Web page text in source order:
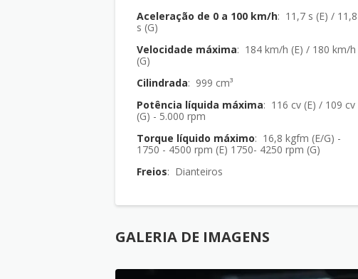
Aceleração de 0 a 100 km/h: 11,7 s (E) / 11,8
s (G)
Velocidade máxima: 184 km/h (E) / 180 km/h
(G)
Cilindrada: 999 cm³
Potência líquida máxima: 116 cv (E) / 109 cv
(G) - 5.000 rpm
Torque líquido máximo: 16,8 kgfm (E/G) -
1750 - 4500 rpm (E) 1750- 4250 rpm (G)
Freios
: Dianteiros
GALERIA DE IMAGENS